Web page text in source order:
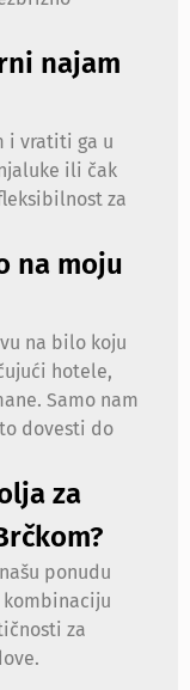
najam
i vratiti ga u
ili čak
za
na moju
na bilo koju
hotele,
Samo nam
dovesti do
za
ponudu
za